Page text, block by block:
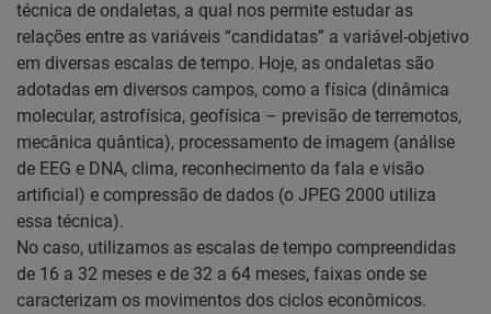
técnica de ondaletas, a qual nos permite estudar as
relações entre as variáveis “candidatas” a variável-objetivo
em diversas escalas de tempo. Hoje, as ondaletas são
adotadas em diversos campos, como a física (dinâmica
molecular, astrofísica, geofísica – previsão de terremotos,
mecânica quântica), processamento de imagem (análise
de EEG e DNA, clima, reconhecimento da fala e visão
artificial) e compressão de dados (o JPEG 2000 utiliza
essa técnica).
No caso, utilizamos as escalas de tempo compreendidas
de 16 a 32 meses e de 32 a 64 meses, faixas onde se
caracterizam os movimentos dos ciclos econômicos.